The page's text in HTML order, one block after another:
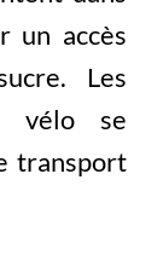
un accès
Les
vélo se
transport